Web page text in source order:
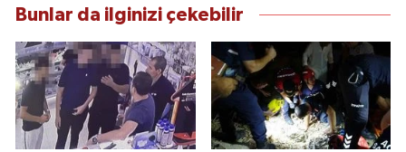
Bunlar da ilginizi çekebilir